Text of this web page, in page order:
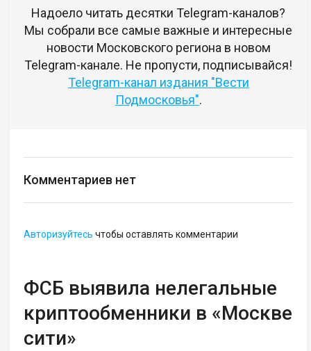
Надоело читать десятки Telegram-каналов?
Мы собрали все самые важные и интересные
новости Московского региона в новом
Telegram-канале. Не пропусти, подписывайся!
Telegram-канал издания "Вести
Подмосковья".
Комментариев нет
Авторизуйтесь чтобы оставлять комментарии
ФСБ выявила нелегальные
криптообменники в «Москве
сити»